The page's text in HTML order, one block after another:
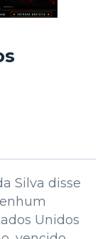
Silva disse
Unidos